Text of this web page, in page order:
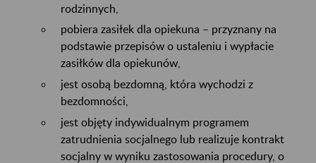
rodzinnych,
pobiera zasiłek dla opiekuna – przyznany na
podstawie przepisów o ustaleniu i wypłacie
zasiłków dla opiekunów,
jest osobą bezdomną, która wychodzi z
bezdomności,
jest objęty indywidualnym programem
zatrudnienia socjalnego lub realizuje kontrakt
socjalny w wyniku zastosowania procedury, o